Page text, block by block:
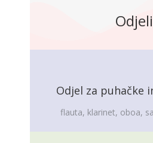
Odjeli
Odjel za puhačke
flauta, klarinet, oboa,